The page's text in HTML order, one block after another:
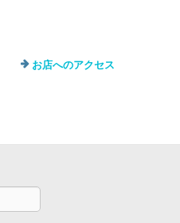
お店へのアクセス